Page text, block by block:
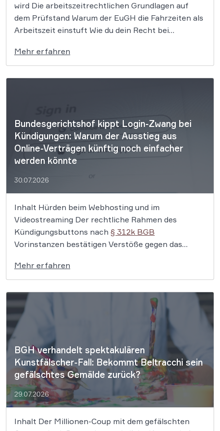
wird Die arbeitszeitrechtlichen Grundlagen auf
dem Prüfstand Warum der EuGH die Fahrzeiten als
Arbeitszeit einstuft Wie du dein Recht bei
Beschäftigte gehört der tägliche Weg zur Arbeit zu
den zeitintensivsten Phasen des Tages, doch
finanziell bleibt […]
Mehr erfahren
Bundesgerichtshof kippt Login-Zwang bei
Kündigungen: Warum der Ausstieg aus
Online-Verträgen künftig noch einfacher
werden könnte
30.07.2026
Inhalt Hürden beim Webhosting und im
Videostreaming Der rechtliche Rahmen des
Kündigungsbuttons nach § 312k BGB
Vorinstanzen bestätigen Verstöße gegen das
Vertrag abschließt, soll ihn ebenso einfach wieder
kündigen können. Doch manche Anbieter
verlangen vor der Kündigung die Eingabe von
Kundennummern, Passwörtern oder Login-Daten.
[…]
Mehr erfahren
BGH verhandelt spektakulären
Kunstfälscher-Fall: Bekommt Beltracchi sein
gefälschtes Gemälde zurück?
29.07.2026
Inhalt Der Millionen-Coup mit dem gefälschten